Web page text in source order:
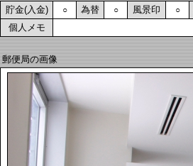
貯金(入金) ○ 為替 ○ 風景印 ○
個人メモ
郵便局の画像